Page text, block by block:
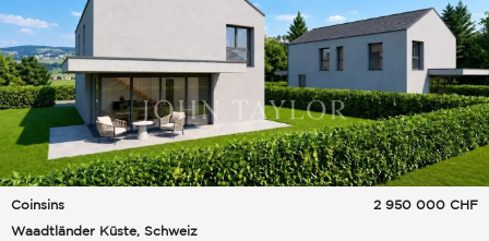
Coinsins
Waadtländer Küste, Schweiz
2 950 000 CHF